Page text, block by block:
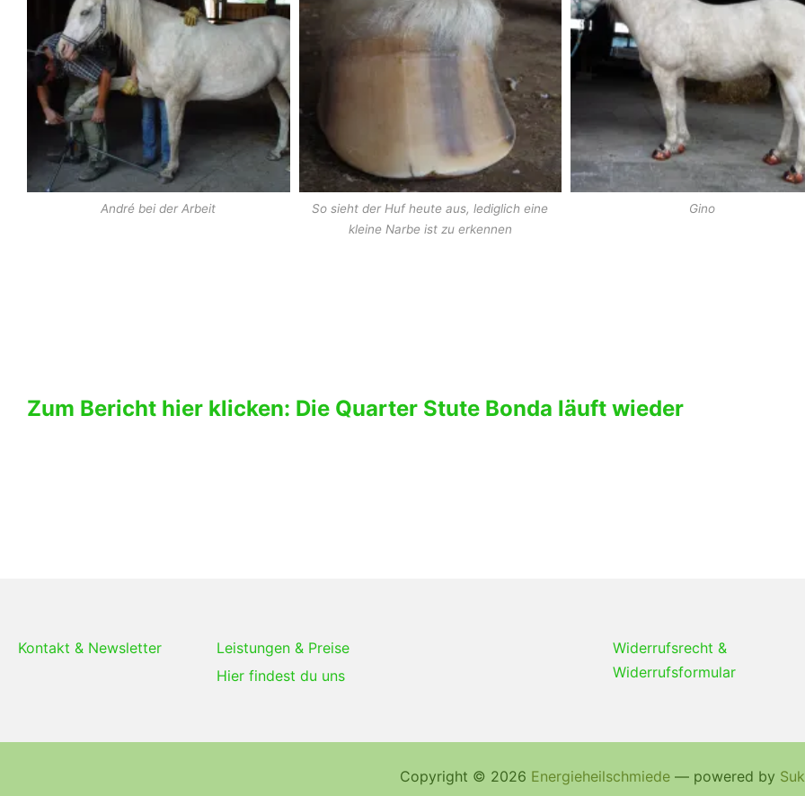
André bei der Arbeit
So sieht der Huf heute aus, lediglich eine
kleine Narbe ist zu erkennen
Gino
Zum Bericht hier klicken: Die Quarter Stute Bonda läuft wieder
Kontakt & Newsletter
Leistungen & Preise
Hier findest du uns
Widerrufsrecht &
Widerrufsformular
Copyright © 2026 Energieheilschmiede— powered by